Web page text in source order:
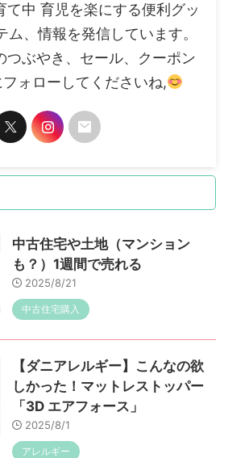
て中 育児を楽にする便利グッ
ム、情報を発信しています。
ぶやき、セール、クーポン
ォローしてくださいね,
中古住宅や土地（マンション
も？）1週間で売れる
2025/8/21
中古住宅購入
【ダニアレルギー】こんなの欲
しかった！マットレストッパー
「3D エアフォース」
2025/8/1
アレルギー